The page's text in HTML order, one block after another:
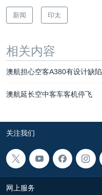
南中国海争端
关注新疆
GEN Z 看美国
新闻 印太
相关内容
澳航担心空客A380有设计缺陷
澳航延长空中客车客机停飞
关注我们
网上服务